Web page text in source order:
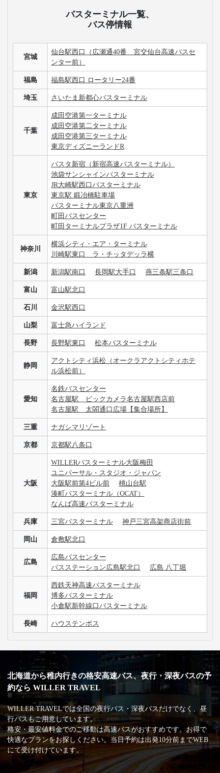
バスターミナル一覧、
バス停情報
宮城
仙台駅西口（広瀬通40番 宮交仙台高速バスセ
ンター前）
福島 福島駅西口 ロータリー24番
埼玉 さいたま新都心バスターミナル
千葉
成田空港第一ターミナル
成田空港第二ターミナル
成田空港第三ターミナル
東京ディズニーランドR
東京
バスタ新宿（新宿高速バスターミナル）
池袋サンシャインバスターミナル
JR大崎駅西口バスターミナル
東京駅 鍛冶橋駐車場
バスターミナル東京八重洲
町田バスセンター
町田ターミナルプラザ1F バスターミナル
神奈川
横浜シティ・エア・ターミナル
川崎駅東口 ラ・チッタデッラ横
新潟 新潟駅南口 長岡駅大手口 燕三条駅三条口
富山 富山駅北口
石川 金沢駅西口
山梨 富士急ハイランド
長野 長野駅東口 松本バスターミナル
静岡
アクトシティ浜松（オークラアクトシティホテ
ル浜松前）
愛知
名鉄バスセンター
名古屋駅 ビックカメラ名古屋駅西店前
名古屋駅 太閤通口広場【集合場所】
三重 ナガシマリゾート
京都 京都駅八条口
大阪
WILLERバスターミナル大阪梅田
ユニバーサル・スタジオ・ジャパン
大阪駅前第4ビル前
桃山台駅
湊町バスターミナル（OCAT）
なんば高速バスターミナル
兵庫 三宮バスターミナル 神戸三宮高架商店街前
岡山 倉敷駅北口
広島
広島バスセンター
バスステーション広島駅北口
広島 八丁堀
福岡
西鉄天神高速バスターミナル
博多バスターミナル
小倉駅新幹線口バスターミナル
長崎 ハウステンボス
北海道から稚内行きの格安高速バス、夜行・深夜バスの予
約なら WILLER TRAVEL
WILLER TRAVELでは全国の夜行バス・深夜バスだけでなく、昼
行バスもご用意しています。
格安・最安値料金でのご移動は高速バスがおすすめです。お得で
快適なプランをお探しください。当日予約は出発10分前までWEB
にて受け付けています。